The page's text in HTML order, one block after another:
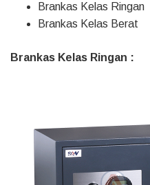
Brankas Kelas Ringan
Brankas Kelas Berat
Brankas Kelas Ringan :